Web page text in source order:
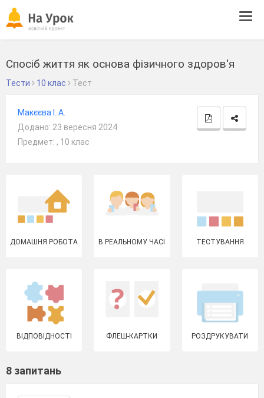
Спосіб життя як основа фізичного здоров'я
Тести 10 клас Тест
Макєєва І. А.
Додано: 23 вересня 2024
Предмет: , 10 клас
ДОМАШНЯ РОБОТА В РЕАЛЬНОМУ ЧАСІ ТЕСТУВАННЯ
ВІДПОВІДНОСТІ ФЛЕШ-КАРТКИ РОЗДРУКУВАТИ
8 запитань